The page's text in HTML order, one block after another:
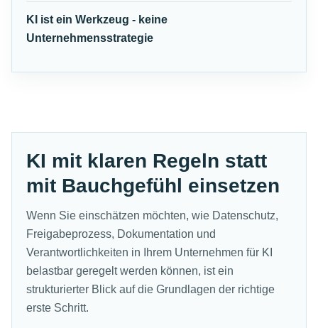
KI ist ein Werkzeug - keine
Unternehmensstrategie
KI mit klaren Regeln statt
mit Bauchgefühl einsetzen
Wenn Sie einschätzen möchten, wie Datenschutz,
Freigabeprozess, Dokumentation und
Verantwortlichkeiten in Ihrem Unternehmen für KI
belastbar geregelt werden können, ist ein
strukturierter Blick auf die Grundlagen der richtige
erste Schritt.